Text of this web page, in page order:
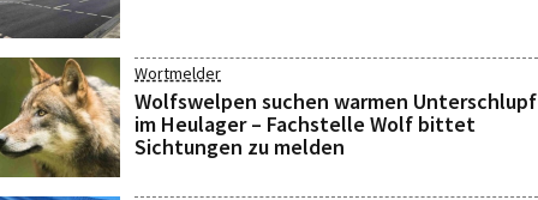
Wortmelder
Wolfswelpen suchen warmen Unterschlupf
im Heulager – Fachstelle Wolf bittet
Sichtungen zu melden